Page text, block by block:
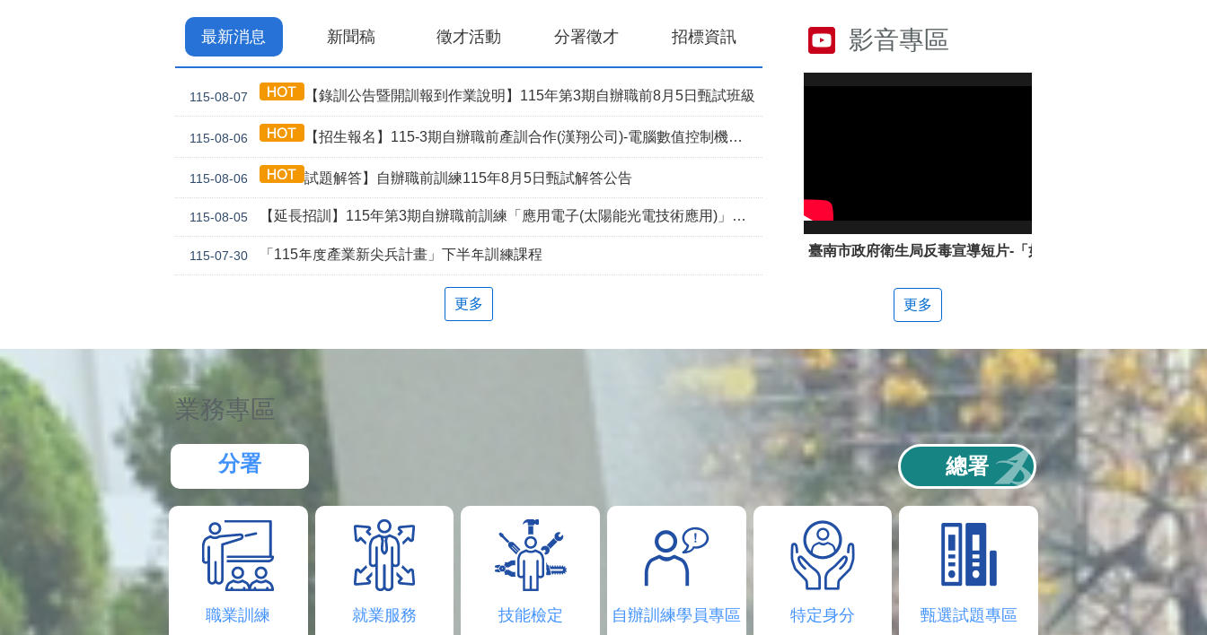
最新消息 新聞稿 徵才活動 分署徵才 招標資訊
115-08-07 【錄訓公告暨開訓報到作業說明】115年第3期自辦職前8月5日甄試班級
115-08-06 【招生報名】115-3期自辦職前產訓合作(漢翔公司)-電腦數值控制機械班
115-08-06 試題解答】自辦職前訓練115年8月5日甄試解答公告
115-08-05 【延長招訓】115年第3期自辦職前訓練「應用電子(太陽能光電技術應用)」延長招生報名
115-07-30 「115年度產業新尖兵計畫」下半年訓練課程
更多
影音專區
臺南市政府衛生局反毒宣導短片-「如何辨別新興毒品」
更多
業務專區
分署 總署
職業訓練 就業服務 技能檢定 自辦訓練學員專區 特定身分 甄選試題專區